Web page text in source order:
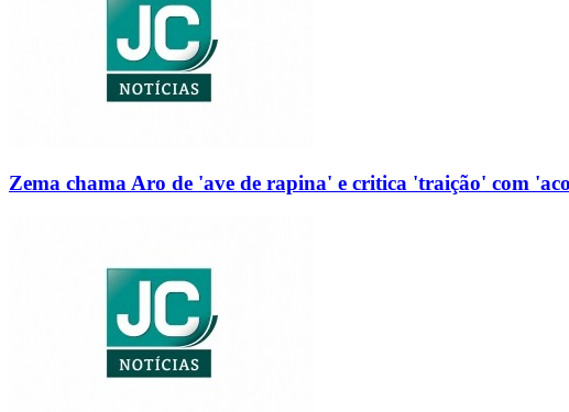
Zema chama Aro de 'ave de rapina' e critica 'traição' com